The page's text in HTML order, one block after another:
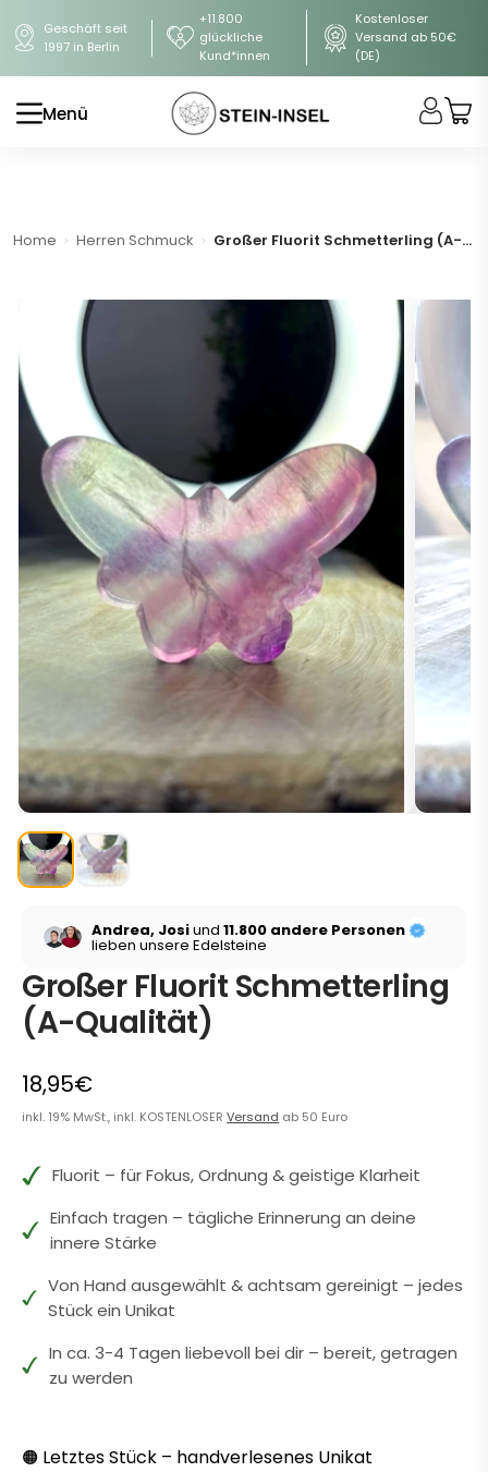
Geschäft seit
1997 in Berlin
+11.800
glückliche
Kund*innen
Kostenloser
Versand ab 50€
(DE)
Menü
Home Herren Schmuck Großer Fluorit Schmetterling (A-Qualität)
Andrea, Josiund11.800 andere Personen
lieben unsere Edelsteine
Großer Fluorit Schmetterling
(A-Qualität)
18,95€
inkl. 19% MwSt., inkl. KOSTENLOSERVersand ab 50 Euro
Fluorit – für Fokus, Ordnung & geistige Klarheit
Einfach tragen – tägliche Erinnerung an deine
innere Stärke
Von Hand ausgewählt & achtsam gereinigt – jedes
Stück ein Unikat
In ca. 3-4 Tagen liebevoll bei dir – bereit, getragen
zu werden
🟠 Letztes Stück – handverlesenes Unikat